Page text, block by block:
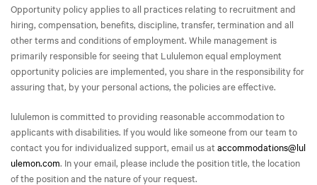
Opportunity policy applies to all practices relating to recruitment and
hiring, compensation, benefits, discipline, transfer, termination and all
other terms and conditions of employment. While management is
primarily responsible for seeing that Lululemon equal employment
opportunity policies are implemented, you share in the responsibility for
assuring that, by your personal actions, the policies are effective.
lululemon is committed to providing reasonable accommodation to
applicants with disabilities. If you would like someone from our team to
contact you for individualized support, email us at accommodations@lul
ulemon.com. In your email, please include the position title, the location
of the position and the nature of your request.